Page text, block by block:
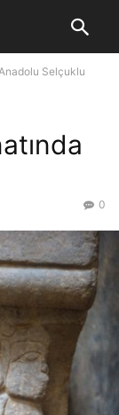
Selçuklu
0